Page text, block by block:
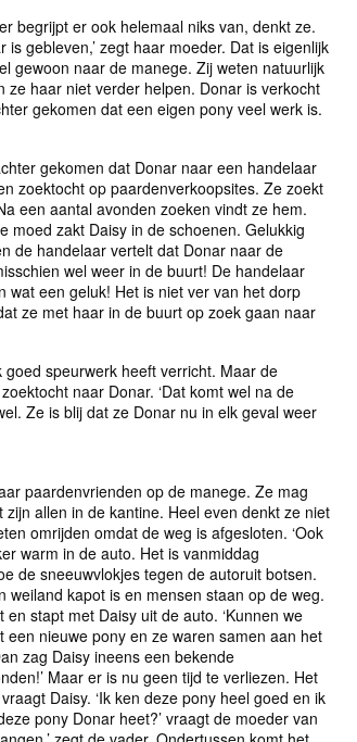
begrijpt er ook helemaal niks van, denkt ze.
gebleven,’ zegt haar moeder. Dat is eigenlijk
gewoon naar de manege. Zij weten natuurlijk
ze haar niet verder helpen. Donar is verkocht
gekomen dat een eigen pony veel werk is.
gekomen dat Donar naar een handelaar
zoektocht op paardenverkoopsites. Ze zoekt
een aantal avonden zoeken vindt ze hem.
moed zakt Daisy in de schoenen. Gelukkig
de handelaar vertelt dat Donar naar de
wel weer in de buurt! De handelaar
een geluk! Het is niet ver van het dorp
ze met haar in de buurt op zoek gaan naar
speurwerk heeft verricht. Maar de
naar Donar. ‘Dat komt wel na de
Ze is blij dat ze Donar nu in elk geval weer
paardenvrienden op de manege. Ze mag
allen in de kantine. Heel even denkt ze niet
omrijden omdat de weg is afgesloten. ‘Ook
warm in de auto. Het is vanmiddag
de sneeuwvlokjes tegen de autoruit botsen.
weiland kapot is en mensen staan op de weg.
en stapt met Daisy uit de auto. ‘Kunnen we
een nieuwe pony en ze waren samen aan het
zag Daisy ineens een bekende
Maar er is nu geen tijd te verliezen. Het
Daisy. ‘Ik ken deze pony heel goed en ik
pony Donar heet?’ vraagt de moeder van